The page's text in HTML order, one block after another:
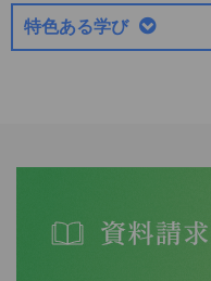
特色ある学び